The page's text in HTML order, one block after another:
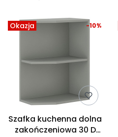
Okazja
Szafka kuchenna dolna
zakończeniowa 30 D
-10%